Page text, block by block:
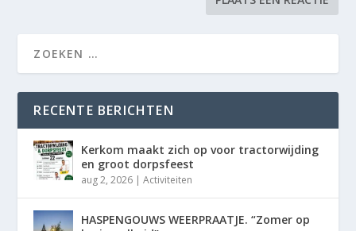
RECENTE BERICHTEN
Kerkom maakt zich op voor tractorwijding
en groot dorpsfeest
aug 2, 2026 |Activiteiten
HASPENGOUWS WEERPRAATJE. “Zomer op